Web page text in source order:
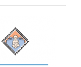
Обратная